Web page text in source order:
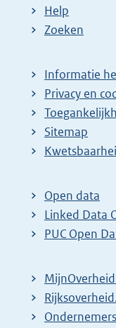
Help
Zoeken
Informatie
Privacy en
Sitemap
E
t
e
r
l
i
n
Open data
Linked Data
PUC Open
E
x
E